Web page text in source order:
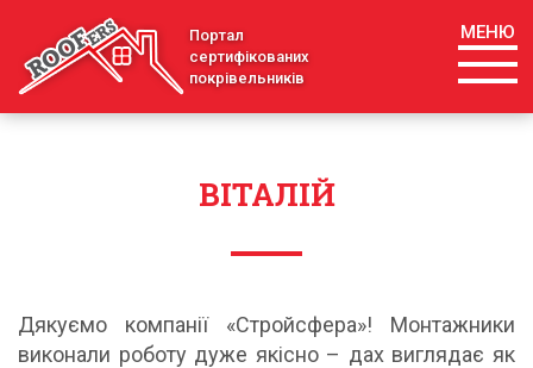
Портал
сертифікованих
покрівельників
МЕНЮ
ВІТАЛІЙ
Дякуємо компанії «Стройсфера»! Монтажники
виконали роботу дуже якісно – дах виглядає як